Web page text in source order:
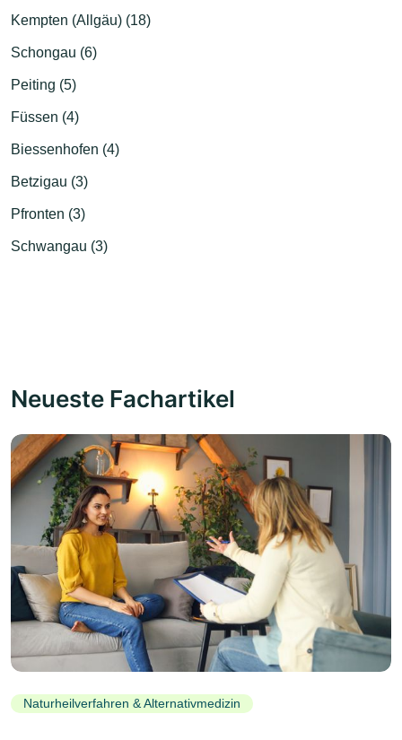
Kempten (Allgäu) (18)
Schongau (6)
Peiting (5)
Füssen (4)
Biessenhofen (4)
Betzigau (3)
Pfronten (3)
Schwangau (3)
Neueste Fachartikel
Naturheilverfahren & Alternativmedizin